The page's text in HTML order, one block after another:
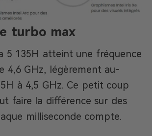
turbo max
5 135H atteint une fréquence
4,6 GHz, légèrement au-
à 4,5 GHz. Ce petit coup
faire la différence sur des
milliseconde compte.